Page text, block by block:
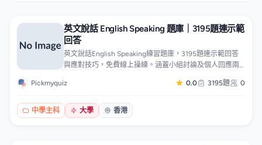
英文說話 English Speaking 題庫｜3195題連示範
回答
英文說話English Speaking練習題庫，3195題連示範回答
與應對技巧，免費線上操練。涵蓋小組討論及個人回應兩
評分重點。適合準備各類公開試及入職英文口試考生，練
練，逐條對照示範答案。
Pickmyquiz 0.0 3195題 0
中學主科 大學 香港